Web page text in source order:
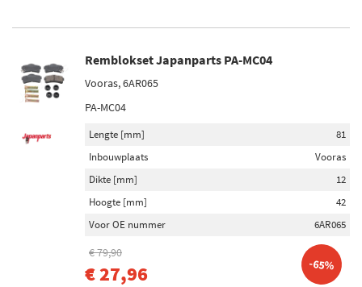
Remblokset Japanparts PA-MC04
Vooras, 6AR065
PA-MC04
Lengte [mm]
81
Inbouwplaats
Vooras
Dikte [mm]
12
Hoogte [mm]
42
Voor OE nummer
6AR065
€ 79,90
€ 27,96 -65%